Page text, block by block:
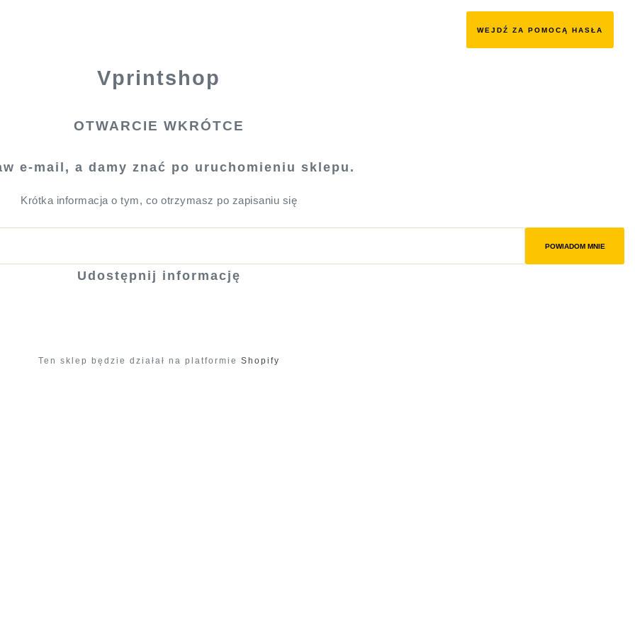
WEJDŹ ZA POMOCĄ HASŁA
Vprintshop
OTWARCIE WKRÓTCE
e-mail, a damy znać po uruchomieniu sklepu.
Krótka informacja o tym, co otrzymasz po zapisaniu się
POWIADOM MNIE
Udostępnij informację
Ten sklep będzie działał na platformie Shopify